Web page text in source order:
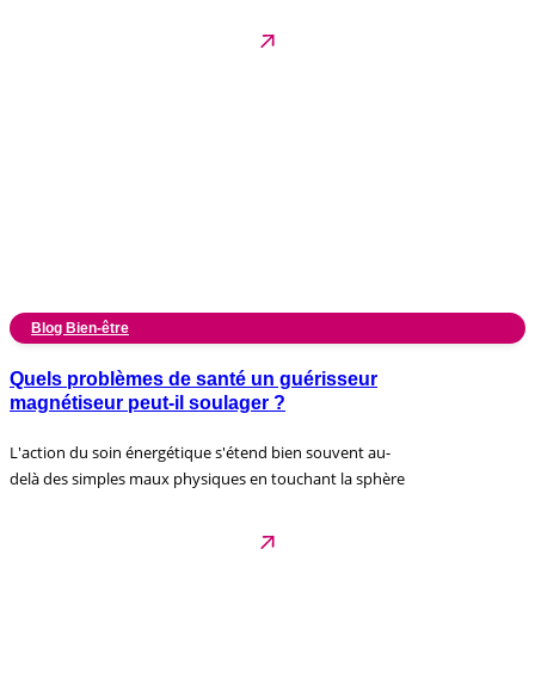
Blog Bien-être
Quels problèmes de santé un guérisseur
magnétiseur peut-il soulager ?
L'action du soin énergétique s'étend bien souvent au-
delà des simples maux physiques en touchant la sphère